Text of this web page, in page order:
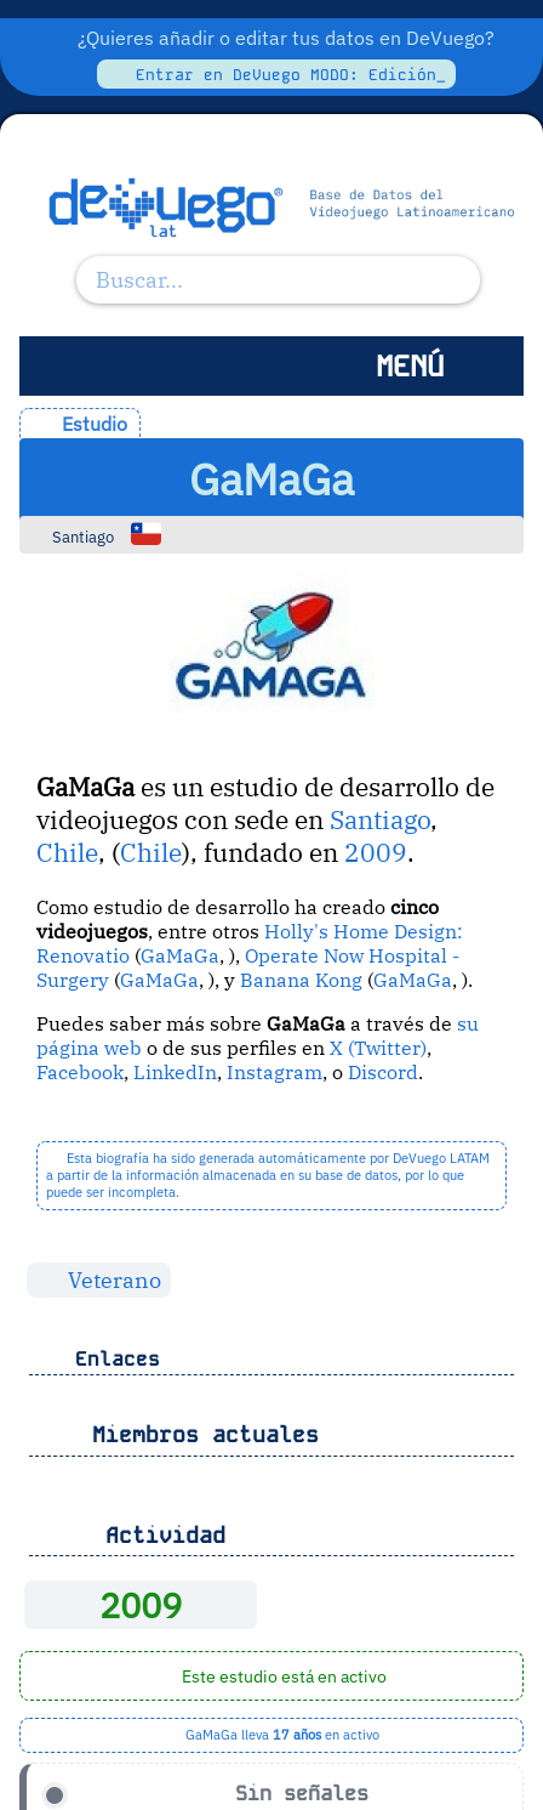
¿Quieres añadir o editar tus datos en DeVuego?
Entrar en DeVuego MODO: Edición_
MENÚ
Estudio
GaMaGa
Santiago
GaMaGaes un estudio de desarrollo de
videojuegos con sede en Santiago,
Chile, (Chile), fundado en 2009.
Como estudio de desarrollo ha creadocinco
videojuegos, entre otrosHolly's Home Design:
Renovatio (GaMaGa, ),Operate Now Hospital -
Surgery (GaMaGa, ), yBanana Kong (GaMaGa, ).
Puedes saber más sobreGaMaGa a través de su
página web o de sus perfiles enX (Twitter),
Facebook,LinkedIn,Instagram, oDiscord.
Esta biografía ha sido generada automáticamente por DeVuego LATAM
a partir de la información almacenada en su base de datos, por lo que
puede ser incompleta.
Veterano
Enlaces
Miembros actuales
Actividad
2009
Este estudio está en activo
GaMaGa lleva 17 añosen activo
Sin señales